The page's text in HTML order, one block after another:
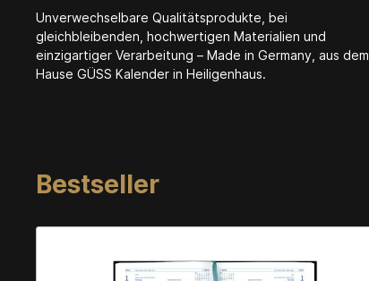
Unverwechselbare Qualitätsprodukte, bei
gleichbleibenden, hochwertigen Materialien und
einzigartiger Verarbeitung – Made in Germany, aus dem
Hause GÜSS Kalender in Heiligenhaus.
Bestseller